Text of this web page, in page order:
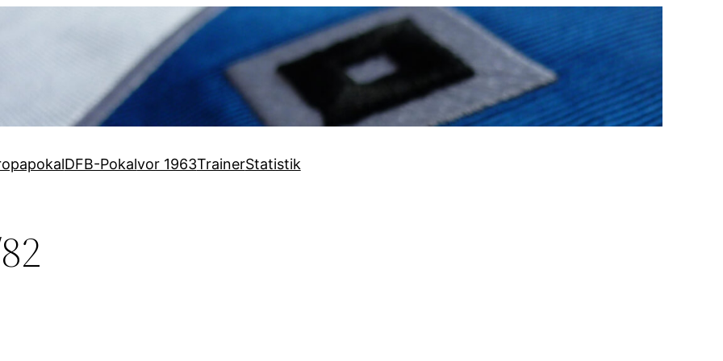
DFB-Pokalvor 1963TrainerStatistik